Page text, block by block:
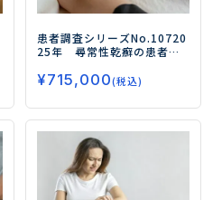
患者調査シリーズNo.10720
25年 尋常性乾癬の患者調
学的製剤の処方状況と使用
評価、薬物治療の満足度、
今後の治療薬に対するニー
ズを調査－
¥715,000(税込)